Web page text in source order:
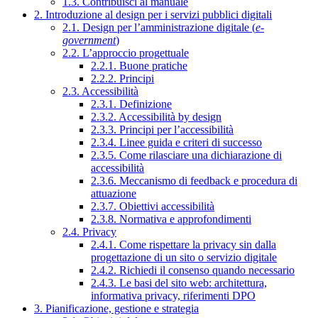
2. Introduzione al design per i servizi pubblici digitali
2.1. Design per l’amministrazione digitale (e-
government)
2.2. L’approccio progettuale
2.2.1. Buone pratiche
2.2.2. Principi
2.3. Accessibilità
2.3.1. Definizione
2.3.2. Accessibilità by design
2.3.3. Principi per l’accessibilità
2.3.4. Linee guida e criteri di successo
2.3.5. Come rilasciare una dichiarazione di
accessibilità
2.3.6. Meccanismo di feedback e procedura di
attuazione
2.3.7. Obiettivi accessibilità
2.3.8. Normativa e approfondimenti
2.4. Privacy
2.4.1. Come rispettare la privacy sin dalla
progettazione di un sito o servizio digitale
2.4.2. Richiedi il consenso quando necessario
2.4.3. Le basi del sito web: architettura,
informativa privacy, riferimenti DPO
3. Pianificazione, gestione e strategia